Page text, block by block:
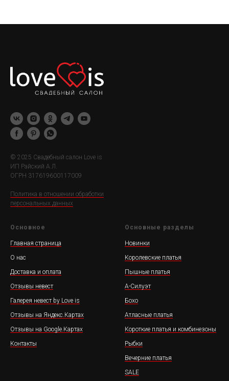
© 2025 Свадебный салон Love is
ИП Райский А.Л.
ОГРН 317619600117009
Политика в отношении обработки
персональных данных
Основное
Главная страница
О нас
Доставка и оплата
Отзывы невест
Галерея невест by Love is
Отзывы на Яндекс.Картах
Отзывы на Google.Картах
Контакты
Основные разделы
Новинки
Королевские платья
Пышные платья
А-Силуэт
Бохо
Атласные платья
Короткие платья и комбинезоны
Рыбки
Вечерние платья
SALE